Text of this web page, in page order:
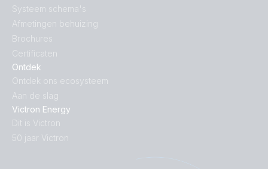
Ontdek
Ontdek ons ecosysteem
Aan de slag
Victron Energy
Dit is Victron
50 jaar Victron
Systeem schema's
Afmetingen behuizing
Brochures
Certificaten